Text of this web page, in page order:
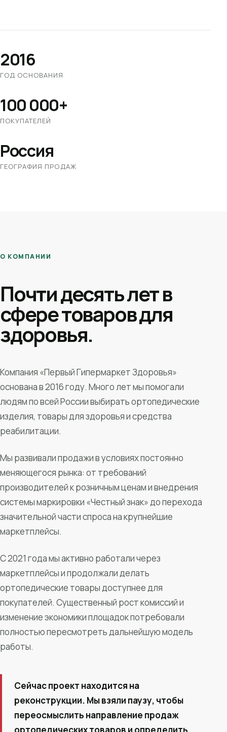
2016
ГОД ОСНОВАНИЯ
100 000+
ПОКУПАТЕЛЕЙ
Россия
ГЕОГРАФИЯ ПРОДАЖ
О КОМПАНИИ
Почти десять лет в
сфере товаров для
здоровья.
Компания «Первый Гипермаркет Здоровья»
основана в 2016 году. Много лет мы помогали
людям по всей России выбирать ортопедические
изделия, товары для здоровья и средства
реабилитации.
Мы развивали продажи в условиях постоянно
меняющегося рынка: от требований
производителей к розничным ценам и внедрения
системы маркировки «Честный знак» до перехода
значительной части спроса на крупнейшие
маркетплейсы.
С 2021 года мы активно работали через
маркетплейсы и продолжали делать
ортопедические товары доступнее для
покупателей. Существенный рост комиссий и
изменение экономики площадок потребовали
полностью пересмотреть дальнейшую модель
работы.
Сейчас проект находится на
реконструкции. Мы взяли паузу, чтобы
переосмыслить направление продаж